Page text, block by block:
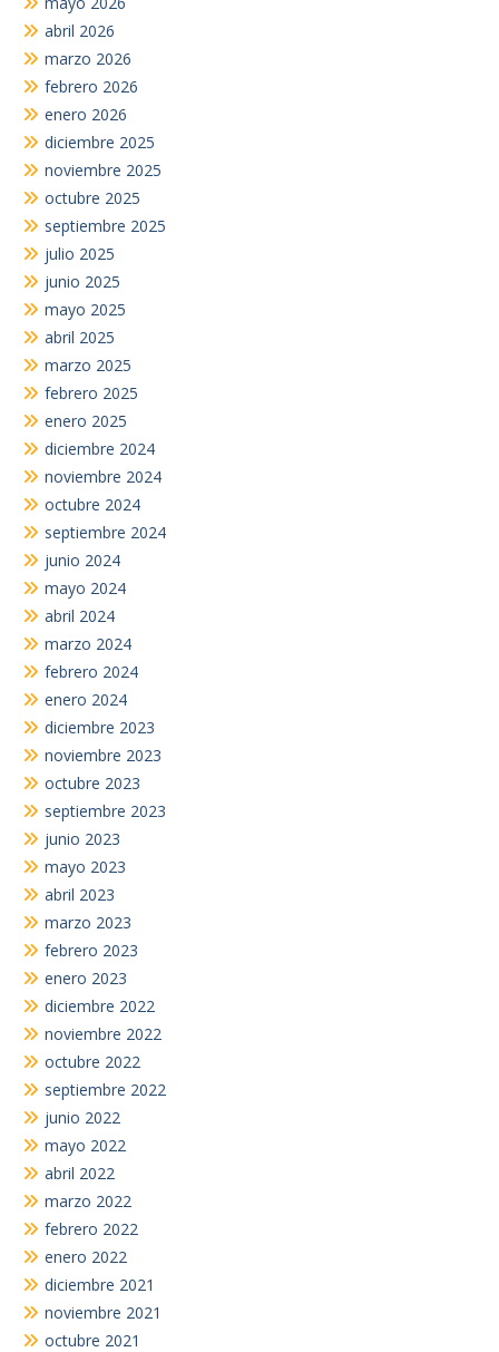
abril 2026
marzo 2026
febrero 2026
enero 2026
diciembre 2025
noviembre 2025
octubre 2025
septiembre 2025
julio 2025
junio 2025
mayo 2025
abril 2025
marzo 2025
febrero 2025
enero 2025
diciembre 2024
noviembre 2024
octubre 2024
septiembre 2024
junio 2024
mayo 2024
abril 2024
marzo 2024
febrero 2024
enero 2024
diciembre 2023
noviembre 2023
octubre 2023
septiembre 2023
junio 2023
mayo 2023
abril 2023
marzo 2023
febrero 2023
enero 2023
diciembre 2022
noviembre 2022
octubre 2022
septiembre 2022
junio 2022
mayo 2022
abril 2022
marzo 2022
febrero 2022
enero 2022
diciembre 2021
noviembre 2021
octubre 2021